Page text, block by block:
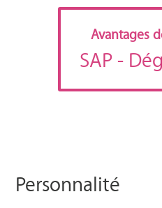
Avantages
SAP-
Personnalité